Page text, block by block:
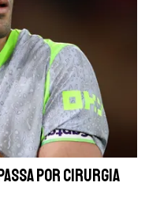
por cirurgia